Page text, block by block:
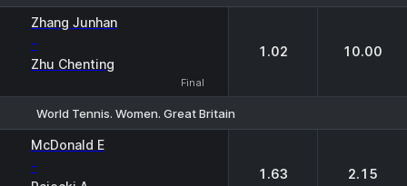
Zhang Junhan
-
Zhu Chenting
Final
1.02 10.00
World Tennis. Women. Great Britain
McDonald E
- 1.63 2.15